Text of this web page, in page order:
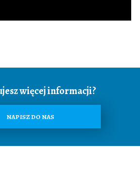
więcej informacji?
NAPISZ DO NAS